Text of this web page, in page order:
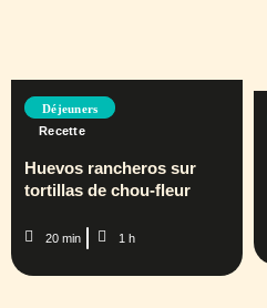
Déjeuners
Recette
Huevos rancheros sur
tortillas de chou-fleur
20 min 1 h